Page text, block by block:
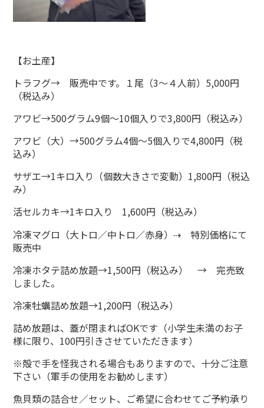
【お土産】
トラフグ→ 販売中です。１尾（3～４人前）5,000円
（税込み）
アワビ→500グラム9個～10個入りで3,800円（税込み）
アワビ（大）→500グラム4個～5個入りで4,800円（税
込み）
サザエ→1キロ入り（個数大きさで変動）1,800円（税込
み）
活セルカキ→1キロ入り 1,600円（税込み）
冷凍マグロ（大トロ／中トロ／赤身）⇢ 特別価格にて
販売中
冷凍ホタテ詰め放題→1,500円（税込み） → 完売致
しました。
冷凍牡蠣詰め放題→1,200円（税込み）
詰め放題は、蓋が閉まればOKです（小学生未満のお子
様に限り、100円引きさせていただきます）
※殻で手を怪我される場合もありますので、十分ご注意
下さい（軍手の使用をお勧めします）
魚貝類の詰合せ／セット、ご希望に合わせてご予約承り